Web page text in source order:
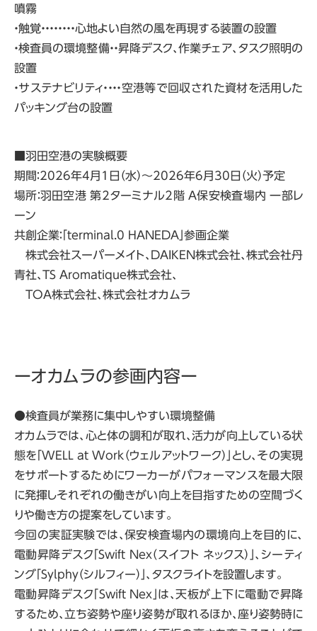
噴霧
・触覚・・・・・・・・心地よい自然の風を再現する装置の設置
・検査員の環境整備・・昇降デスク、作業チェア、タスク照明の
設置
・サステナビリティ・・・・空港等で回収された資材を活用した
パッキング台の設置
■羽田空港の実験概要
期間：2026年4月1日（水）～2026年6月30日（火）予定
場所：羽田空港 第2ターミナル2階 A保安検査場内 一部レ
ーン
共創企業：「terminal.0 HANEDA」参画企業
株式会社スーパーメイト、DAIKEN株式会社、株式会社丹
青社、TS Aromatique株式会社、
TOA株式会社、株式会社オカムラ
ーオカムラの参画内容ー
●検査員が業務に集中しやすい環境整備
オカムラでは、心と体の調和が取れ、活力が向上している状
態を「WELL at Work（ウェルアットワーク）」とし、その実現
をサポートするためにワーカーがパフォーマンスを最大限
に発揮しそれぞれの働きがい向上を目指すための空間づく
りや働き方の提案をしています。
今回の実証実験では、保安検査場内の環境向上を目的に、
電動昇降デスク「Swift Nex（スイフト ネックス）」、シーティ
ング「Sylphy（シルフィー）」、タスクライトを設置します。
電動昇降デスク「Swift Nex」は、天板が上下に電動で昇降
するため、立ち姿勢や座り姿勢が取れるほか、座り姿勢時に